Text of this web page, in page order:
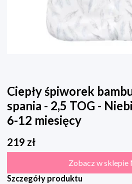
Ciepły śpiworek
spania - 2,5 TOG -
6-12 miesięcy
219 zł
Zobacz w sklepie
Szczegóły produktu